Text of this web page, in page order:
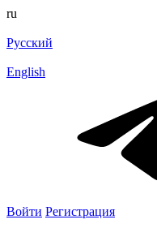
ru
Русский
English
Войти Регистрация